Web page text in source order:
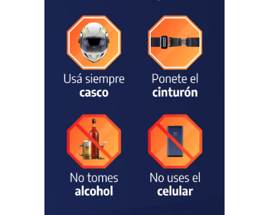
Las vacaciones de invierno
dejaron una mejora en la
ocupación turística, aunque
el sector mantiene la
preocupación por la crisis
TURISMO 03/08/2026
Chascomús incorporó una
hidrometeorológica para
fortalecer el monitoreo y la
prevención ante eventos